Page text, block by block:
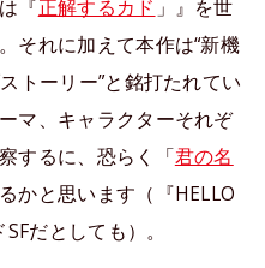
『正解するカド 」』を世
それに加えて本作は“新機
トーリー”と銘打たれてい
マ、キャラクターそれぞ
するに、恐らく「君の名
かと思います（『HELLO
だとしても）。